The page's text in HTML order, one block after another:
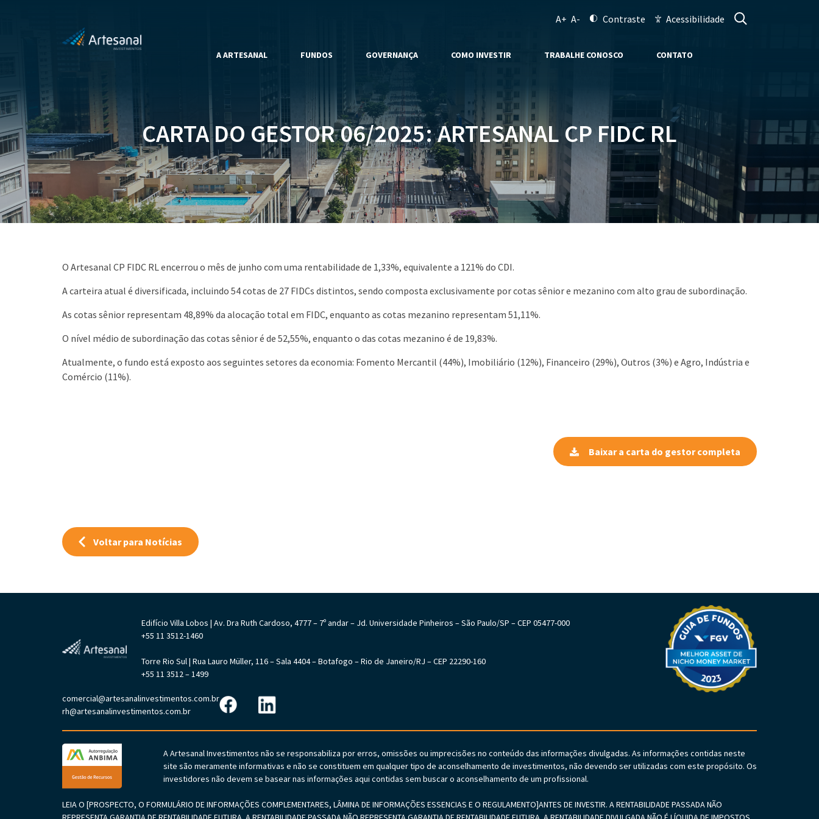
A+ A- Contraste Acessibilidade
A ARTESANAL FUNDOS GOVERNANÇA COMO INVESTIR TRABALHE CONOSCO CONTATO
CARTA DO GESTOR 06/2025: ARTESANAL CP FIDC RL
O Artesanal CP FIDC RL encerrou o mês de junho com uma rentabilidade de 1,33%, equivalente a 121% do CDI.
A carteira atual é diversificada, incluindo 54 cotas de 27 FIDCs distintos, sendo composta exclusivamente por cotas sênior e mezanino com alto grau de subordinação.
As cotas sênior representam 48,89% da alocação total em FIDC, enquanto as cotas mezanino representam 51,11%.
O nível médio de subordinação das cotas sênior é de 52,55%, enquanto o das cotas mezanino é de 19,83%.
Atualmente, o fundo está exposto aos seguintes setores da economia: Fomento Mercantil (44%), Imobiliário (12%), Financeiro (29%), Outros (3%) e Agro, Indústria e
Comércio (11%).
Baixar a carta do gestor completa
Voltar para Notícias
Edifício Villa Lobos | Av. Dra Ruth Cardoso, 4777 – 7º andar – Jd. Universidade Pinheiros – São Paulo/SP – CEP 05477-000
+55 11 3512-1460
Torre Rio Sul | Rua Lauro Müller, 116 – Sala 4404 – Botafogo – Rio de Janeiro/RJ – CEP 22290-160
+55 11 3512 – 1499
comercial@artesanalinvestimentos.com.br
rh@artesanalinvestimentos.com.br
A Artesanal Investimentos não se responsabiliza por erros, omissões ou imprecisões no conteúdo das informações divulgadas. As informações contidas neste
site são meramente informativas e não se constituem em qualquer tipo de aconselhamento de investimentos, não devendo ser utilizadas com este propósito. Os
investidores não devem se basear nas informações aqui contidas sem buscar o aconselhamento de um profissional.
LEIA O [PROSPECTO, O FORMULÁRIO DE INFORMAÇÕES COMPLEMENTARES, LÂMINA DE INFORMAÇÕES ESSENCIAS E O REGULAMENTO]ANTES DE INVESTIR. A RENTABILIDADE PASSADA NÃO